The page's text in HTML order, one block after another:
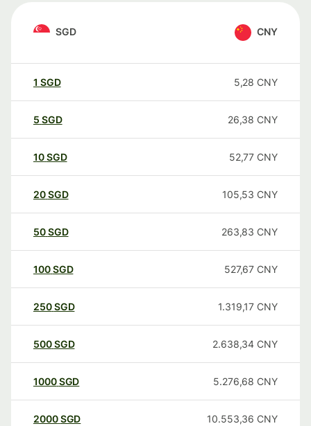
SGD CNY
1 SGD 5,28 CNY
5 SGD 26,38 CNY
10SGD 52,77 CNY
20SGD 105,53 CNY
50SGD 263,83 CNY
100SGD 527,67 CNY
250SGD 1.319,17 CNY
500SGD 2.638,34 CNY
1000SGD 5.276,68 CNY
2000SGD 10.553,36 CNY